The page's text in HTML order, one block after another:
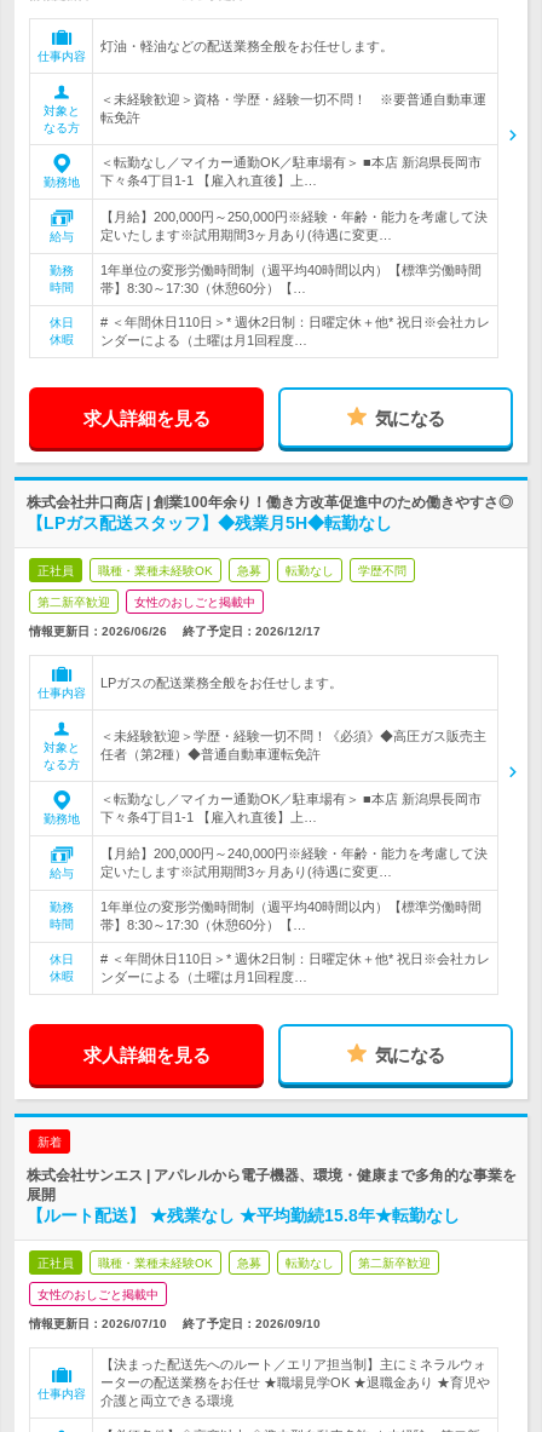
仕事内容
灯油・軽油などの配送業務全般をお任せします。
対象と
なる方
＜未経験歓迎＞資格・学歴・経験一切不問！ ※要普通自動車運
転免許
勤務地
＜転勤なし／マイカー通勤OK／駐車場有＞ ■本店 新潟県長岡市
下々条4丁目1-1 【雇入れ直後】上…
給与
【月給】200,000円～250,000円※経験・年齢・能力を考慮して決
定いたします※試用期間3ヶ月あり(待遇に変更…
勤務
時間
1年単位の変形労働時間制（週平均40時間以内）【標準労働時間
帯】8:30～17:30（休憩60分）【…
休日
休暇
# ＜年間休日110日＞* 週休2日制：日曜定休＋他* 祝日※会社カレ
ンダーによる（土曜は月1回程度…
求人詳細を見る 気になる
株式会社井口商店 | 創業100年余り！働き方改革促進中のため働きやすさ◎
【LPガス配送スタッフ】◆残業月5H◆転勤なし
正社員 職種・業種未経験OK 急募 転勤なし 学歴不問
第二新卒歓迎 女性のおしごと掲載中
情報更新日：2026/06/26 終了予定日： 2026/12/17
仕事内容
LPガスの配送業務全般をお任せします。
対象と
なる方
＜未経験歓迎＞学歴・経験一切不問！《必須》◆高圧ガス販売主
任者（第2種）◆普通自動車運転免許
勤務地
＜転勤なし／マイカー通勤OK／駐車場有＞ ■本店 新潟県長岡市
下々条4丁目1-1 【雇入れ直後】上…
給与
【月給】200,000円～240,000円※経験・年齢・能力を考慮して決
定いたします※試用期間3ヶ月あり(待遇に変更…
勤務
時間
1年単位の変形労働時間制（週平均40時間以内）【標準労働時間
帯】8:30～17:30（休憩60分）【…
休日
休暇
# ＜年間休日110日＞* 週休2日制：日曜定休＋他* 祝日※会社カレ
ンダーによる（土曜は月1回程度…
求人詳細を見る 気になる
新着
株式会社サンエス | アパレルから電子機器、環境・健康まで多角的な事業を
展開
【ルート配送】 ★残業なし ★平均勤続15.8年★転勤なし
正社員 職種・業種未経験OK 急募 転勤なし 第二新卒歓迎
女性のおしごと掲載中
情報更新日：2026/07/10 終了予定日： 2026/09/10
仕事内容
【決まった配送先へのルート／エリア担当制】主にミネラルウォ
ーターの配送業務をお任せ ★職場見学OK ★退職金あり ★育児や
介護と両立できる環境